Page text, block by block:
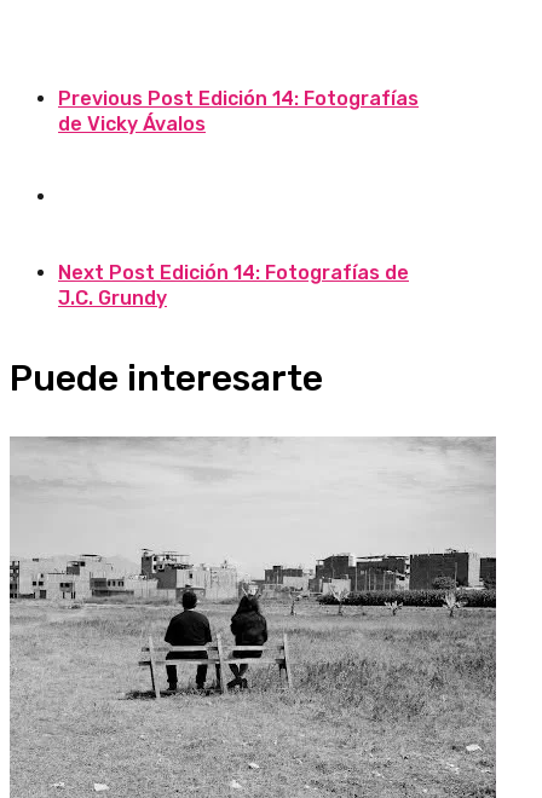
Previous Post Edición 14: Fotografías
de Vicky Ávalos
Next Post Edición 14: Fotografías de
J.C. Grundy
Puede interesarte